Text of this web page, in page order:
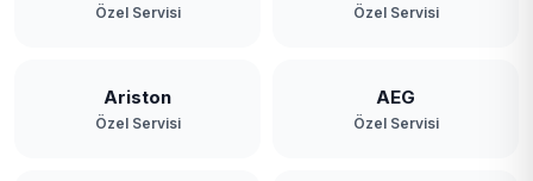
Özel Servisi Özel Servisi
Ariston
Özel Servisi
AEG
Özel Servisi